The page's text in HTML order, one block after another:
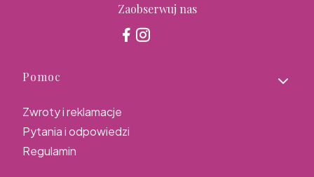
Zaobserwuj nas
Linki w stopce
Pomoc
Zwroty i reklamacje
Pytania i odpowiedzi
Regulamin